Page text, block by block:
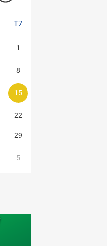
T7
1
8
15
22
29
5